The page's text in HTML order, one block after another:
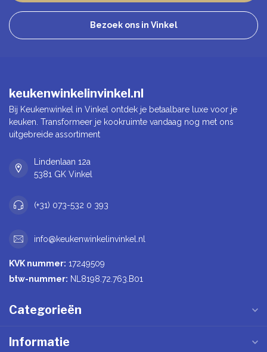
Bezoek ons in Vinkel
keukenwinkelinvinkel.nl
Bij Keukenwinkel in Vinkel ontdek je betaalbare luxe voor je
keuken. Transformeer je kookruimte vandaag nog met ons
uitgebreide assortiment
Lindenlaan 12a
5381 GK Vinkel
(+31) 073-532 0 393
info@keukenwinkelinvinkel.nl
KVK nummer: 17249509
btw-nummer: NL8198.72.763.B01
Categorieën
Informatie